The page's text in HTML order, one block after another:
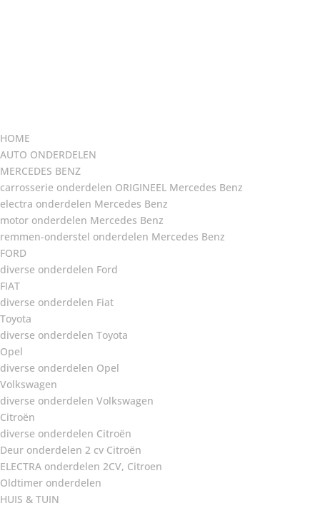
HOME
AUTO ONDERDELEN
MERCEDES BENZ
carrosserie onderdelen ORIGINEEL Mercedes Benz
electra onderdelen Mercedes Benz
motor onderdelen Mercedes Benz
remmen-onderstel onderdelen Mercedes Benz
FORD
diverse onderdelen Ford
FIAT
diverse onderdelen Fiat
Toyota
diverse onderdelen Toyota
Opel
diverse onderdelen Opel
Volkswagen
diverse onderdelen Volkswagen
Citroën
diverse onderdelen Citroën
Deur onderdelen 2 cv Citroën
ELECTRA onderdelen 2CV, Citroen
Oldtimer onderdelen
HUIS & TUIN